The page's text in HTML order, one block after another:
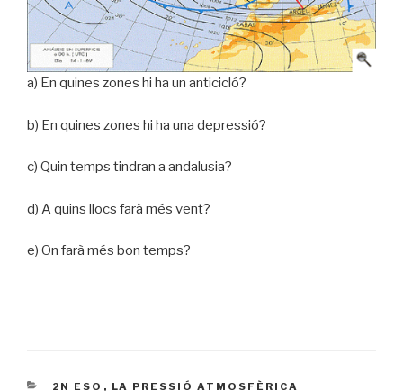
a) En quines zones hi ha un anticicló?
b) En quines zones hi ha una depressió?
c) Quin temps tindran a andalusia?
d) A quins llocs farà més vent?
e) On farà més bon temps?
CATEGORIES
2N ESO , LA PRESSIÓ ATMOSFÈRICA